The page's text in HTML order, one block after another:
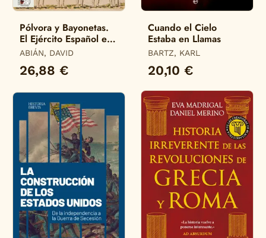
Pólvora y Bayonetas.
El Ejército Español en
el Siglo Xviii
ABIÁN, DAVID
26,88 €
Cuando el Cielo
Estaba en Llamas
BARTZ, KARL
20,10 €